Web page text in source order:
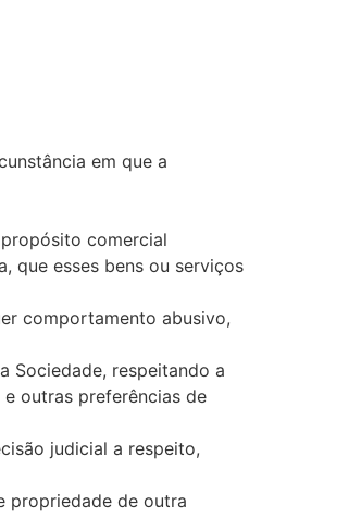
em que a
comercial
que esses bens ou serviços
comportamento abusivo,
Sociedade, respeitando a
outras preferências de
judicial a respeito,
propriedade de outra